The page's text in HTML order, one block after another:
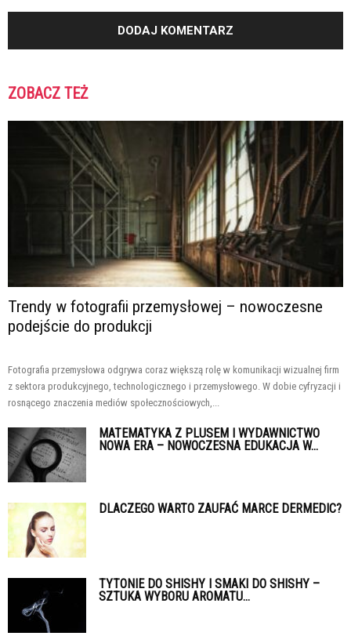
ZOBACZ TEŻ
Trendy w fotografii przemysłowej – nowoczesne
podejście do produkcji
Fotografia przemysłowa odgrywa coraz większą rolę w komunikacji wizualnej firm
z sektora produkcyjnego, technologicznego i przemysłowego. W dobie cyfryzacji i
rosnącego znaczenia mediów społecznościowych,...
MATEMATYKA Z PLUSEM I WYDAWNICTWO
NOWA ERA – NOWOCZESNA EDUKACJA W...
DLACZEGO WARTO ZAUFAĆ MARCE DERMEDIC?
TYTONIE DO SHISHY I SMAKI DO SHISHY –
SZTUKA WYBORU AROMATU...